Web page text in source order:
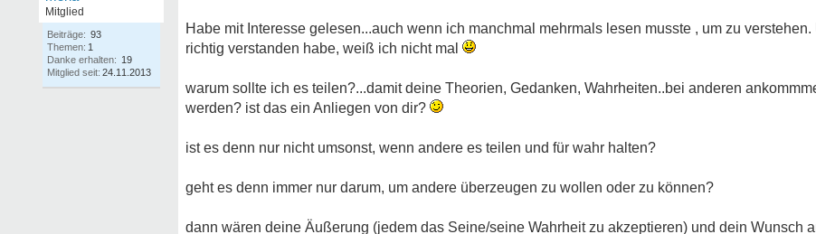
Mitglied
Beiträge: 93
Themen: 1
Danke erhalten: 19
Mitglied seit: 24.11.2013
Habe mit Interesse gelesen...auch wenn ich manchmal mehrmals lesen musste , um zu
richtig verstanden habe, weiß ich nicht mal
warum sollte ich es teilen?...damit deine Theorien, Gedanken, Wahrheiten..bei anderen
werden? ist das ein Anliegen von dir?
ist es denn nur nicht umsonst, wenn andere es teilen und für wahr halten?
geht es denn immer nur darum, um andere überzeugen zu wollen oder zu können?
dann wären deine Äußerung (jedem das Seine/seine Wahrheit zu akzeptieren) und dein Wunsch